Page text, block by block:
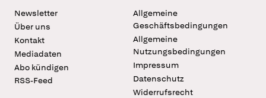
Newsletter
Über uns
Kontakt
Mediadaten
Abo kündigen
RSS-Feed
Allgemeine
Geschäftsbedingungen
Allgemeine
Nutzungsbedingungen
Impressum
Datenschutz
Widerrufsrecht